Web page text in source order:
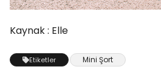
Kaynak : Elle
Etiketler Mini Şort